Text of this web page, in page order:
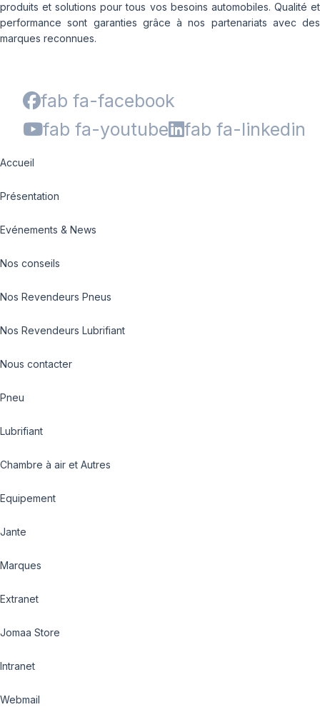
produits et solutions pour tous vos besoins automobiles. Qualité et
performance sont garanties grâce à nos partenariats avec des
marques reconnues.
fab fa-facebook
fab fa-youtube
fab fa-linkedin
Accueil
Présentation
Evénements & News
Nos conseils
Nos Revendeurs Pneus
Nos Revendeurs Lubrifiant
Nous contacter
Pneu
Lubrifiant
Chambre à air et Autres
Equipement
Jante
Marques
Extranet
Jomaa Store
Intranet
Webmail